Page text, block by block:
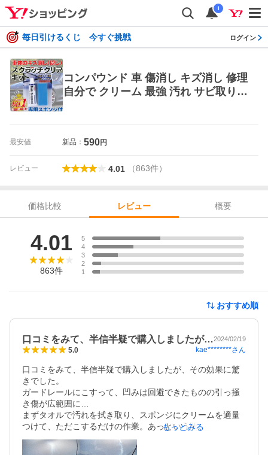
i
毎日引けるくじ 今すぐ挑戦 ログイン
コンパウンド 車 傷消し キズ消し 修理
自分で クリーム 最強 汚れ サビ取り
最安値 新品： 590円
レビュー 4.01 （863件）
価格比較 レビュー
概要
4.01
863件
5
4
3
2
1
おすすめ順
口コミをみて、半信半疑で購入しましたが…2024/02/19
5.0 kae********さん
口コミをみて、半信半疑で購入しましたが、その効果に驚
きでした。
ガードレールにこすって、凹みは回避できたものの引っ掻
き傷が広範囲に…
まずタオルで汚れを拭き取り、スポンジにクリームを適量
つけて、ただこするだけの作業。あっという間に傷がうす
れていきました。ある程度の太さでも薄くなりましたが、
ちょっとギザギザだったり、深めだと少し残ります。あと
もっとみる